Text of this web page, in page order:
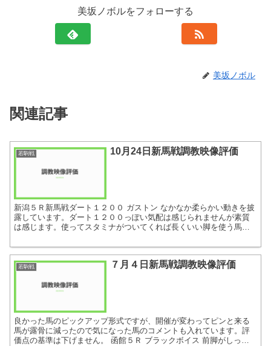
美坂ノボルをフォローする
美坂ノボル
関連記事
若駒戦 10月24日新馬戦調教映像評価
新潟５Ｒ新馬戦ダート１２００ ガストン なかなか柔らかい動きを披
露しています。ダート１２００っぽい気配は感じられませんが素質
は感じます。使ってスタミナがついてくれば長くいい脚を使う馬に
若駒戦 ７月４日新馬戦調教映像評価
良かった馬のピックアップ形式ですが、開催が変わってピンと来る
馬が露骨に減ったので気になった馬のコメントも入れています。評
価点の基準は下げません。 函館５Ｒ ブラックボイス 前脚がしっか